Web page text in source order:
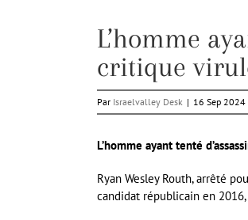
L’homme
critique
Par Israelvalley Desk | 16 Sep 2024
L’homme ayant tenté
Ryan Wesley Routh, arrêté
candidat républicain en 2016,